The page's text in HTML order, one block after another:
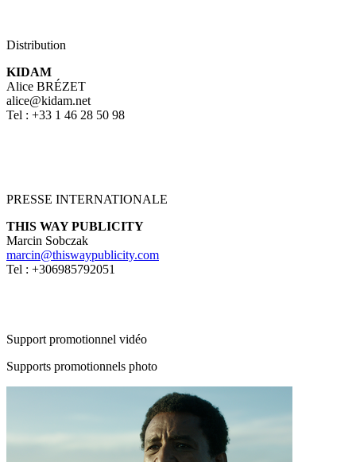
Distribution
KIDAM
Alice BRÉZET
alice@kidam.net
Tel : +33 1 46 28 50 98
PRESSE INTERNATIONALE
THIS WAY PUBLICITY
Marcin Sobczak
marcin@thiswaypublicity.com
Tel : +306985792051
Support promotionnel vidéo
Supports promotionnels photo